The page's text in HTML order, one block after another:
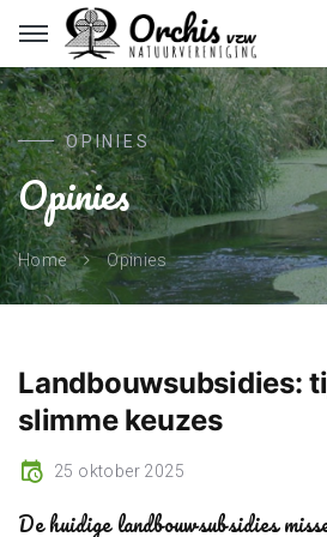
OPINIES
Opinies
Home Opinies
Landbouwsubsidies:
slimme keuzes
25 oktober 2025
De huidige landbouwsubsidies